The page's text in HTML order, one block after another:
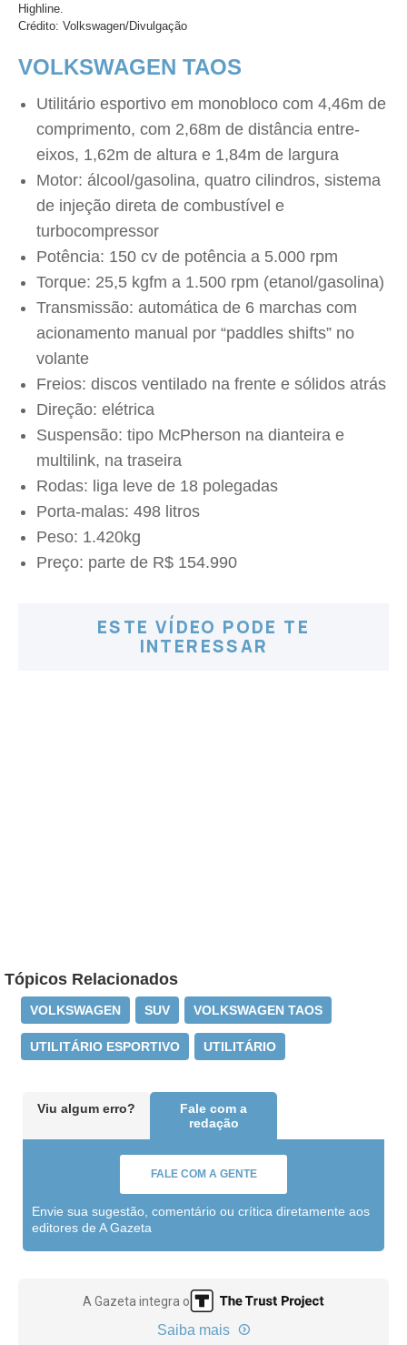
Highline.
Crédito: Volkswagen/Divulgação
VOLKSWAGEN TAOS
Utilitário esportivo em monobloco com 4,46m de
comprimento, com 2,68m de distância entre-
eixos, 1,62m de altura e 1,84m de largura
Motor: álcool/gasolina, quatro cilindros, sistema
de injeção direta de combustível e
turbocompressor
Potência: 150 cv de potência a 5.000 rpm
Torque: 25,5 kgfm a 1.500 rpm (etanol/gasolina)
Transmissão: automática de 6 marchas com
acionamento manual por “paddles shifts” no
volante
Freios: discos ventilado na frente e sólidos atrás
Direção: elétrica
Suspensão: tipo McPherson na dianteira e
multilink, na traseira
Rodas: liga leve de 18 polegadas
Porta-malas: 498 litros
Peso: 1.420kg
Preço: parte de R$ 154.990
ESTE VÍDEO PODE TE
INTERESSAR
Tópicos Relacionados
VOLKSWAGEN SUV VOLKSWAGEN TAOS
UTILITÁRIO ESPORTIVO UTILITÁRIO
Viu algum erro?
Fale com a
redação
FALE COM A GENTE
Envie sua sugestão, comentário ou crítica diretamente aos
editores de A Gazeta
A Gazeta integra o
Saiba mais